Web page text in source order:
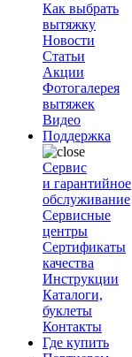
Как выбрать
вытяжку
Новости
Статьи
Акции
Фотогалерея
вытяжек
Видео
Поддержка
Сервис
и гарантийное
обслуживание
Сервисные
центры
Сертификаты
качества
Инструкции
Каталоги,
буклеты
Контакты
Где купить